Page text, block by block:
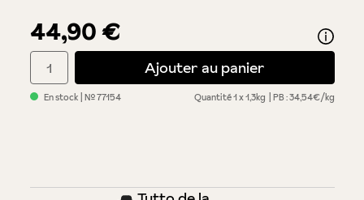
44,90 €
En stock | №77154 Quantité1 x 1,3kg PB : 34,54€/kg
Quantité de produit : Entrez la quantité souhaitée ou utilisez
Ajouter au panier